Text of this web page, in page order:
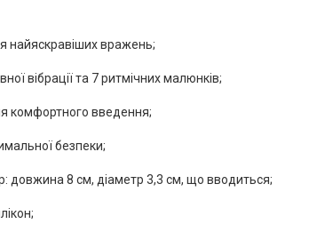
найяскравіших вражень;
вібрації та 7 ритмічних малюнків;
комфортного введення;
безпеки;
довжина 8 см, діаметр 3,3 см, що вводиться;